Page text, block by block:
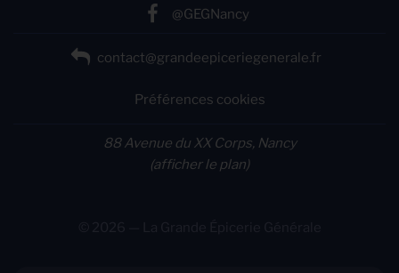
@GEGNancy
contact@grandeepiceriegenerale.fr
Préférences cookies
88 Avenue du XX Corps, Nancy
(afficher le plan)